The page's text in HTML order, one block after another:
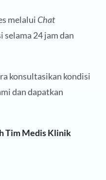
melalui Chat
selama 24 jam dan
konsultasikan kondisi
dan dapatkan
Tim Medis Klinik